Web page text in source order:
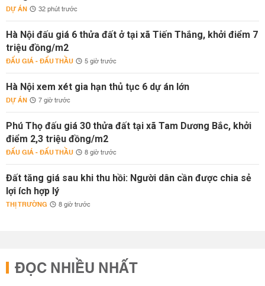
DỰ ÁN 32 phút trước
Hà Nội đấu giá 6 thửa đất ở tại xã Tiến Thắng, khởi điểm 7
triệu đồng/m2
ĐẤU GIÁ - ĐẤU THẦU 5 giờ trước
Hà Nội xem xét gia hạn thủ tục 6 dự án lớn
DỰ ÁN 7 giờ trước
Phú Thọ đấu giá 30 thửa đất tại xã Tam Dương Bắc, khởi
điểm 2,3 triệu đồng/m2
ĐẤU GIÁ - ĐẤU THẦU 8 giờ trước
Đất tăng giá sau khi thu hồi: Người dân cần được chia sẻ
lợi ích hợp lý
THỊ TRƯỜNG 8 giờ trước
ĐỌC NHIỀU NHẤT